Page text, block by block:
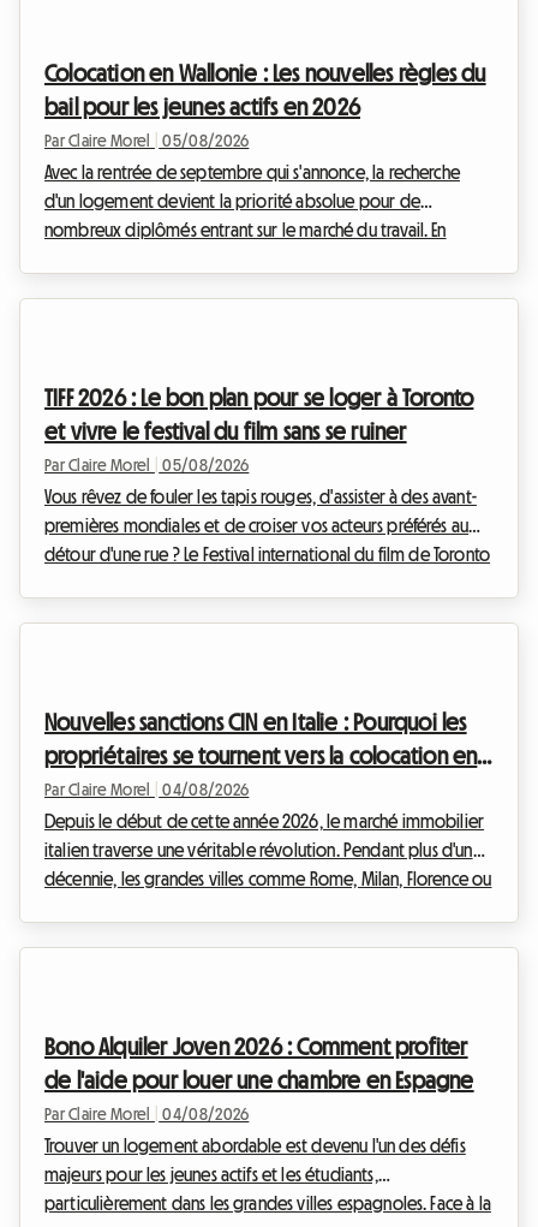
location de chambres individuelles. Mai...
Colocation en Wallonie : Les nouvelles règles du
bail pour les jeunes actifs en 2026
Par Claire Morel 05/08/2026
Avec la rentrée de septembre qui s'annonce, la recherche
d'un logement devient la priorité absolue pour de
nombreux diplômés entrant sur le marché du travail. En
que s'installer à plusieurs peut parfois susciter...
TIFF 2026 : Le bon plan pour se loger à Toronto
et vivre le festival du film sans se ruiner
Par Claire Morel 05/08/2026
Vous rêvez de fouler les tapis rouges, d'assister à des avant-
premières mondiales et de croiser vos acteurs préférés au
détour d'une rue ? Le Festival international du film de Toronto
est crucial de trouver un pied-à-terre con...
Nouvelles sanctions CIN en Italie : Pourquoi les
propriétaires se tournent vers la colocation en
2026
Par Claire Morel 04/08/2026
Depuis le début de cette année 2026, le marché immobilier
italien traverse une véritable révolution. Pendant plus d'une
décennie, les grandes villes comme Rome, Milan, Florence ou
drastiques bouleverse les habitu...
Bono Alquiler Joven 2026 : Comment profiter
de l'aide pour louer une chambre en Espagne
Par Claire Morel 04/08/2026
Trouver un logement abordable est devenu l'un des défis
majeurs pour les jeunes actifs et les étudiants,
particulièrement dans les grandes villes espagnoles. Face à la